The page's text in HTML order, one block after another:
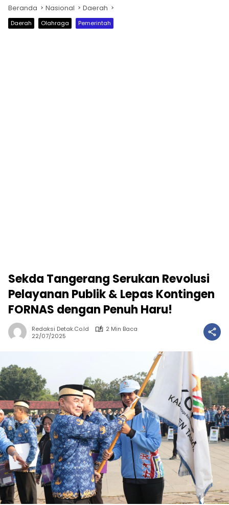
Beranda Nasional Daerah
Daerah Olahraga Pemerintah
Sekda Tangerang Serukan Revolusi
Pelayanan Publik & Lepas Kontingen
FORNAS dengan Penuh Haru!
Redaksi Detak.co.id
2 Min Baca
22/07/2025